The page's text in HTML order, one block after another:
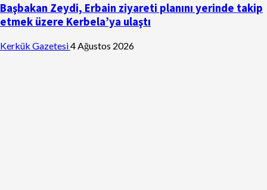
Başbakan Zeydi, Erbain ziyareti planını yerinde takip
etmek üzere Kerbela’ya ulaştı
Kerkük Gazetesi4 Ağustos 2026